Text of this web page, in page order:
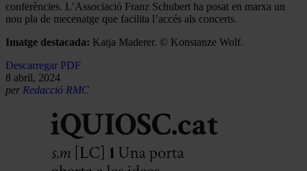
conferències. L’Associació Franz Schubert ha posat en marxa un
nou pla de mecenatge que facilita l’accés als concerts.
Imatge destacada: Katja Maderer. © Konstanze Wolf.
Descarregar PDF
8 abril, 2024
per Redacció RMC